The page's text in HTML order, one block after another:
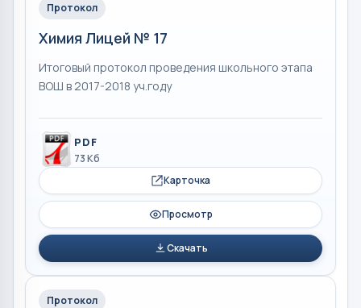
Протокол
Химия Лицей № 17
Итоговый протокол проведения школьного этапа
ВОШ в 2017-2018 уч.году
PDF
73 Кб
Карточка
Просмотр
Скачать
Протокол